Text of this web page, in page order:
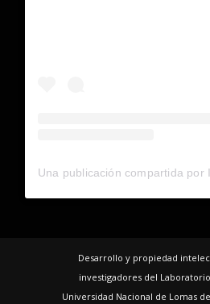
Desarrollo y propiedad
investigadores del
Universidad Nacional de Lomas